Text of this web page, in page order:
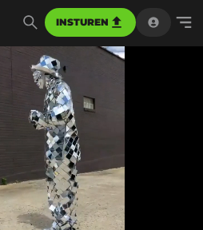
INSTUREN
Geladen: